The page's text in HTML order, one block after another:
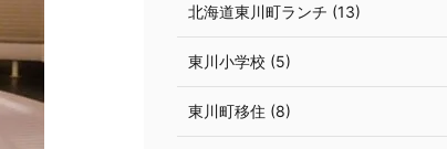
北海道東川町ランチ (13)
東川小学校 (5)
東川町移住 (8)